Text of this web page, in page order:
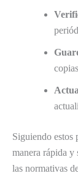
Siguiendo estos
manera rápida
las normativas